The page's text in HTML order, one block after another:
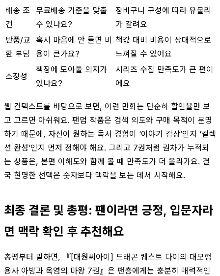
배송 조
건
무료배송 기준을 맞출
수 있나요?
장바구니 구성에 따라 유불리
가 갈려요
반품/교
환 부담
혹시 마음에 안 들면 비
용이 큰가요?
책값 대비 비용이 상대적으로
느껴질 수 있어요
소장성
책장에 모아둘 의지가
있나요?
시리즈 수집 만족도가 큰 편이
에요
웹 컨텍스트를 바탕으로 보면, 이런 만화는 단순히 할인율만 보
고 고르면 아쉬워요. 팬덤 작품은 검색 의도와 구매 목적이 분명
하기 때문에, 자신이 원하는 독서 경험이 ‘이야기 감상’인지 ‘컬렉
션 완성’인지 먼저 정해야 해요. 그리고 7권처럼 권차가 누적되
는 상품은, 본편 이해도와 함께 볼 때 만족도가 더 올라가요. 결
국 현명한 선택은 숫자보다 맥락을 보는 데서 시작해요.
최종 결론 및 총평: 팬이라면 긍정, 입문자라
면 맥락 확인 후 추천해요
총평부터 말하면, 『[대원씨아이] 드래곤 퀘스트 다이의 대모험
용사 아방과 옥염의 마왕 7권』은 팬층에게는 충분히 매력적인